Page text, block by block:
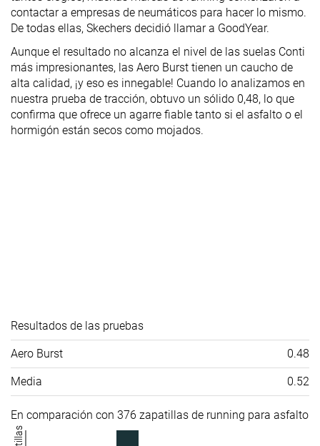
contactar a empresas de neumáticos para hacer lo mismo.
De todas ellas, Skechers decidió llamar a GoodYear.
Aunque el resultado no alcanza el nivel de las suelas Conti
más impresionantes, las Aero Burst tienen un caucho de
alta calidad, ¡y eso es innegable! Cuando lo analizamos en
nuestra prueba de tracción, obtuvo un sólido 0,48, lo que
confirma que ofrece un agarre fiable tanto si el asfalto o el
hormigón están secos como mojados.
Resultados de las pruebas
Aero Burst 0.48
Media 0.52
En comparación con 376 zapatillas de running para asfalto